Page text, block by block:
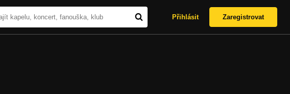
Přihlásit Zaregistrovat